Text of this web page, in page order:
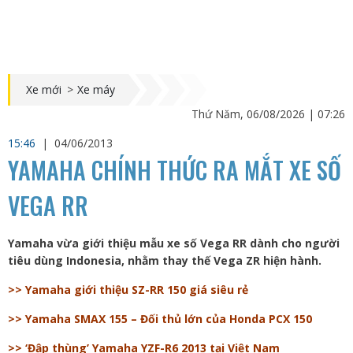
Xe mới > Xe máy
Thứ Năm, 06/08/2026 | 07:26
15:46
| 04/06/2013
YAMAHA CHÍNH THỨC RA MẮT XE SỐ
VEGA RR
Yamaha vừa giới thiệu mẫu xe số Vega RR dành cho người
tiêu dùng Indonesia, nhằm thay thế Vega ZR hiện hành.
>> Yamaha giới thiệu SZ-RR 150 giá siêu rẻ
>> Yamaha SMAX 155 – Đối thủ lớn của Honda PCX 150
>> ‘Đập thùng’ Yamaha YZF-R6 2013 tại Việt Nam